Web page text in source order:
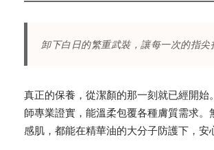
卸下白日的繁重武裝，讓每一次的指尖
真正的保養，從潔顏的那一刻就已經開始
師專業證實，能溫柔包覆各種膚質需求
感肌，都能在精華油的大分子防護下，安